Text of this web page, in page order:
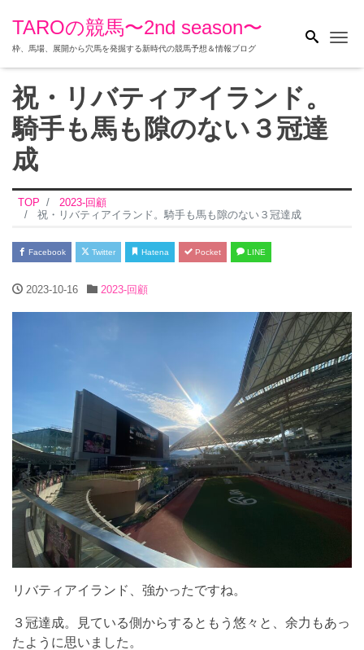
TAROの競馬〜2nd season〜
枠、馬場、展開から穴馬を発掘する新時代の競馬予想＆情報ブログ
祝・リバティアイランド。
騎手も馬も隙のない３冠達
成
TOP
2023-回顧
祝・リバティアイランド。騎手も馬も隙のない３冠達成
Facebook Twitter Hatena Pocket LINE
2023-10-16 2023-回顧
リバティアイランド、強かったですね。
３冠達成。見ている側からするともう悠々と、余力もあっ
たように思いました。